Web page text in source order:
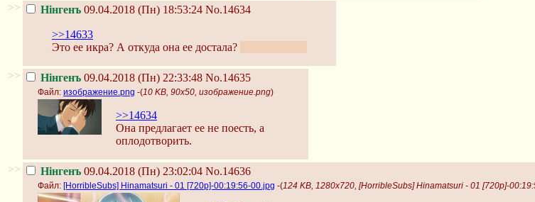
>> Нінгенъ 09.04.2018 (Пн) 18:53:24 No.14634
>>14633
Это ее икра? А откуда она ее достала?
>> Нінгенъ 09.04.2018 (Пн) 22:33:48 No.14635
Файл: изображение.png -(10 KB, 90x50, изображение.png)
>>14634
Она предлагает ее не поесть, а
оплодотворить.
>> Нінгенъ 09.04.2018 (Пн) 23:02:04 No.14636
Файл: [HorribleSubs] Hinamatsuri - 01 [720p]-00:19:56-00.jpg -(124 KB, 1280x720, [HorribleSubs] Hinamatsuri - 01 [720p]-